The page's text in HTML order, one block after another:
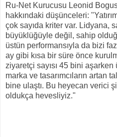
Ru-Net Kurucusu Leonid
hakkındaki düşünceleri:
çok sayıda kriter var. Lidyana,
büyüklüğüyle değil, sahip
üstün performansıyla da bizi
ay gibi kısa bir süre önce
ziyaretçi sayısı 45 bini aşarken
marka ve tasarımcıların artan
bine ulaştı. Bu heyecan verici
oldukça hevesliyiz."